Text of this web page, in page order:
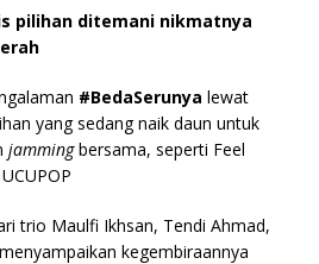
pilihan ditemani nikmatnya
#BedaSerunya lewat
yang sedang naik daun untuk
jammingbersama, seperti Feel
trio Maulfi Ikhsan, Tendi Ahmad,
kegembiraannya